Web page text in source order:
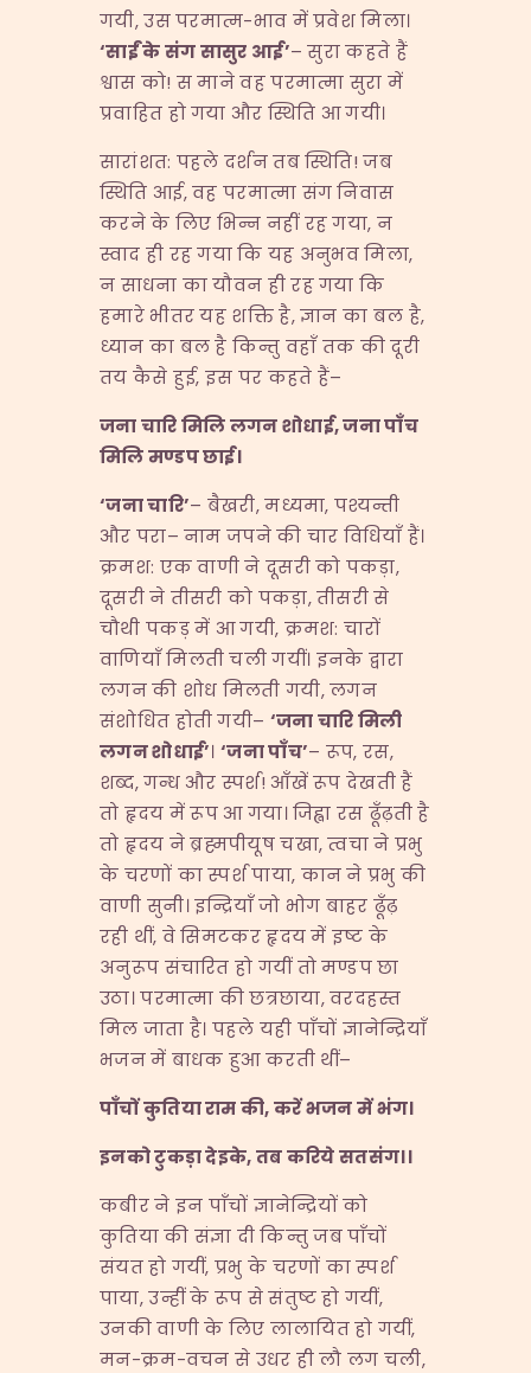
गयी, उस परमात्म-भाव में प्रवेश मिला।
‘साईं के संग सासुर आई’– सुरा कहते हैं
श्वास को! स माने वह परमात्मा सुरा में
प्रवाहित हो गया और स्थिति आ गयी।
सारांशत: पहले दर्शन तब स्थिति! जब
स्थिति आई, वह परमात्मा संग निवास
करने के लिए भिन्न नहीं रह गया, न
स्वाद ही रह गया कि यह अनुभव मिला,
न साधना का यौवन ही रह गया कि
हमारे भीतर यह शक्ति है, ज्ञान का बल है,
ध्यान का बल है किन्तु वहाँ तक की दूरी
तय कैसे हुई, इस पर कहते हैं–
जना चारि मिलि लगन शोधाई,जना पाँच
मिलि मण्डप छाई।
‘जना चारि’– बैखरी, मध्यमा, पश्यन्ती
और परा– नाम जपने की चार विधियाँ हैं।
क्रमश: एक वाणी ने दूसरी को पकड़ा,
दूसरी ने तीसरी को पकड़ा, तीसरी से
चौथी पकड़ में आ गयी, क्रमश: चारों
वाणियाँ मिलती चली गयीं। इनके द्वारा
लगन की शोध मिलती गयी, लगन
संशोधित होती गयी– ‘जना चारि मिली
लगन शोधाई’।‘जना पाँच’– रूप, रस,
शब्द, गन्ध और स्पर्श! आँखें रूप देखती हैं
तो हृदय में रूप आ गया। जिह्वा रस ढूँढ़ती है
तो हृदय ने ब्रह्मपीयूष चखा, त्वचा ने प्रभु
के चरणों का स्पर्श पाया, कान ने प्रभु की
वाणी सुनी। इन्द्रियाँ जो भोग बाहर ढूँढ़
रही थीं, वे सिमटकर हृदय में इष्ट के
अनुरूप संचारित हो गयीं तो मण्डप छा
उठा। परमात्मा की छत्रछाया, वरदहस्त
मिल जाता है। पहले यही पाँचों ज्ञानेन्द्रियाँ
भजन में बाधक हुआ करती थीं–
पाँचों कुतिया राम की,करें भजन में भंग।
इनको टुकड़ा देइके,तब करिये सतसंग।।
कबीर ने इन पाँचों ज्ञानेन्द्रियों को
कुतिया की संज्ञा दी किन्तु जब पाँचों
संयत हो गयीं, प्रभु के चरणों का स्पर्श
पाया, उन्हीं के रूप से संतुष्ट हो गयीं,
उनकी वाणी के लिए लालायित हो गयीं,
मन-क्रम-वचन से उधर ही लौ लग चली,